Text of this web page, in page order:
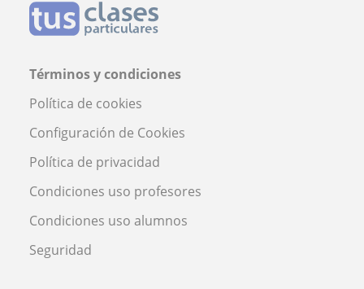
Términos y condiciones
Política de cookies
Configuración de Cookies
Política de privacidad
Condiciones uso profesores
Condiciones uso alumnos
Seguridad